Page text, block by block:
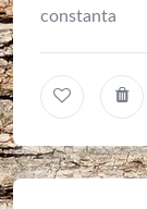
constanta